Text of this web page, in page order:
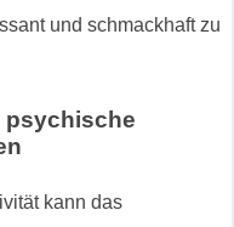
und schmackhaft zu
psychische
kann das